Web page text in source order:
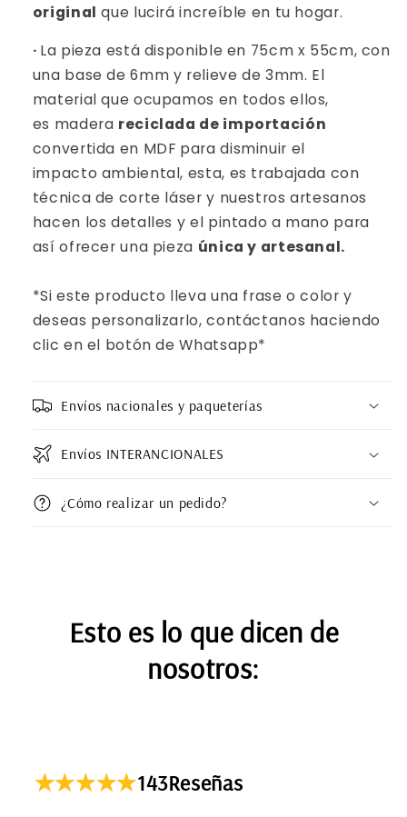
original que lucirá increíble en tu hogar.
· La pieza está disponible en 75cm x 55cm, con
una base de 6mm y relieve de 3mm. El
material que ocupamos en todos ellos,
es madera reciclada de importación
convertida en MDF para disminuir el
impacto ambiental, esta, es trabajada con
técnica de corte láser y nuestros artesanos
hacen los detalles y el pintado a mano para
así ofrecer una pieza única y artesanal.
*Si este producto lleva una frase o color y
deseas personalizarlo, contáctanos haciendo
clic en el botón de Whatsapp*
Envíos nacionales y paqueterías
Envíos INTERANCIONALES
¿Cómo realizar un pedido?
Esto es lo que dicen de
nosotros:
143Reseñas